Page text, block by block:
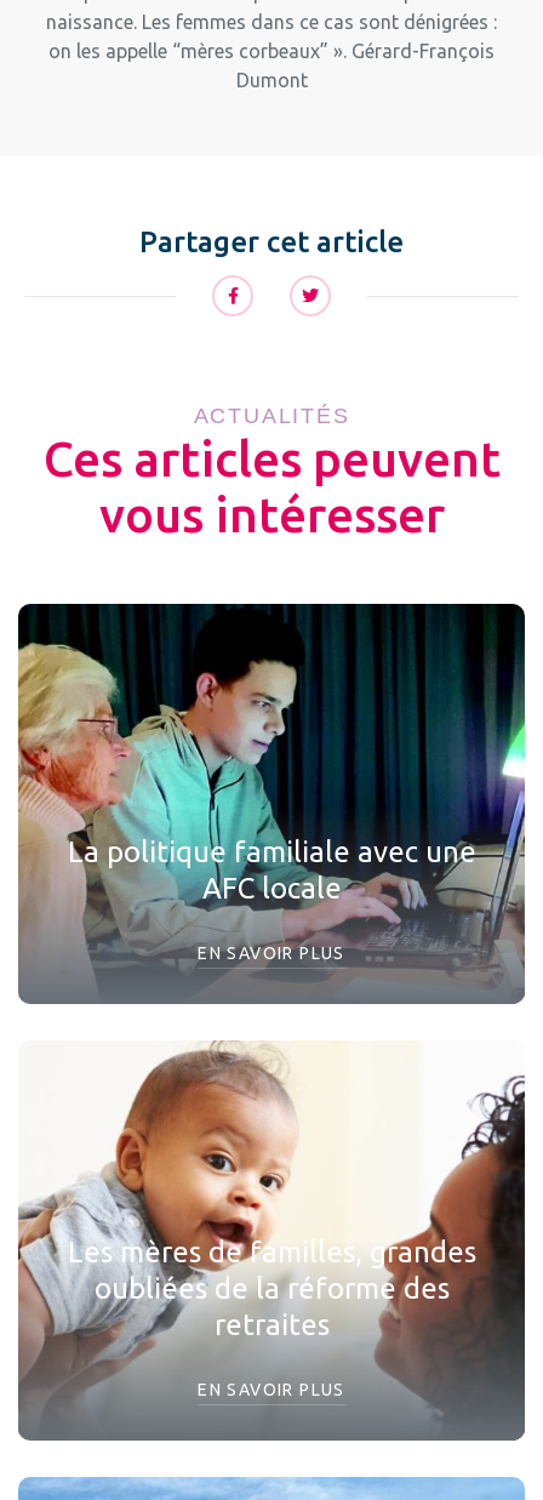
naissance. Les femmes dans ce cas sont dénigrées :
on les appelle “mères corbeaux” ». Gérard-François
Dumont
Partager cet article
ACTUALITÉS
Ces articles peuvent
vous intéresser
La politique familiale avec une
AFC locale
EN SAVOIR PLUS
Les mères de familles, grandes
oubliées de la réforme des
retraites
EN SAVOIR PLUS